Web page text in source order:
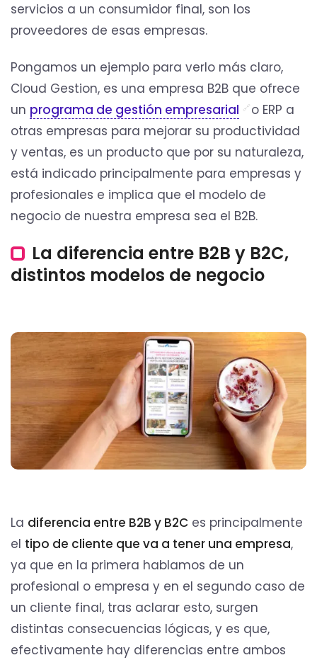
servicios a un consumidor final, son los
proveedores de esas empresas.
Pongamos un ejemplo para verlo más claro,
Cloud Gestion, es una empresa B2B que ofrece
un programa de gestión empresarial o ERP a
otras empresas para mejorar su productividad
y ventas, es un producto que por su naturaleza,
está indicado principalmente para empresas y
profesionales e implica que el modelo de
negocio de nuestra empresa sea el B2B.
La diferencia entre B2B y B2C,
distintos modelos de negocio
La diferencia entre B2B y B2C es principalmente
el tipo de cliente que va a tener una empresa,
ya que en la primera hablamos de un
profesional o empresa y en el segundo caso de
un cliente final, tras aclarar esto, surgen
distintas consecuencias lógicas, y es que,
efectivamente hay diferencias entre ambos